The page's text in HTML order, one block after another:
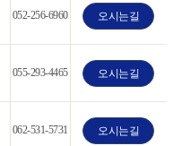
052-256-6960 오시는길
055-293-4465 오시는길
062-531-5731 오시는길